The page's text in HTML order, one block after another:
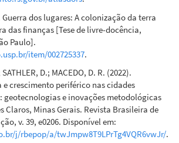
Guerra dos lugares: A colonização da terra
das finanças [Tese de livre-docência,
Paulo].
item/002725337.
D.; MACEDO, D. R. (2022).
crescimento periférico nas cidades
geotecnologias e inovações metodológicas
Claros, Minas Gerais. Revista Brasileira de
v. 39, e0206. Disponível em:
j/rbepop/a/twJmpw8T9LPrTg4VQR6vwJr/.